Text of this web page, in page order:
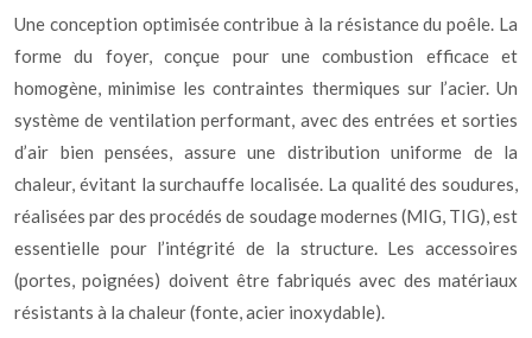
Une conception optimisée contribue à la résistance du poêle. La
forme du foyer, conçue pour une combustion efficace et
homogène, minimise les contraintes thermiques sur l’acier. Un
système de ventilation performant, avec des entrées et sorties
d’air bien pensées, assure une distribution uniforme de la
chaleur, évitant la surchauffe localisée. La qualité des soudures,
réalisées par des procédés de soudage modernes (MIG, TIG), est
essentielle pour l’intégrité de la structure. Les accessoires
(portes, poignées) doivent être fabriqués avec des matériaux
résistants à la chaleur (fonte, acier inoxydable).